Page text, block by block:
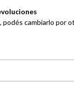
podés cambiarlo por